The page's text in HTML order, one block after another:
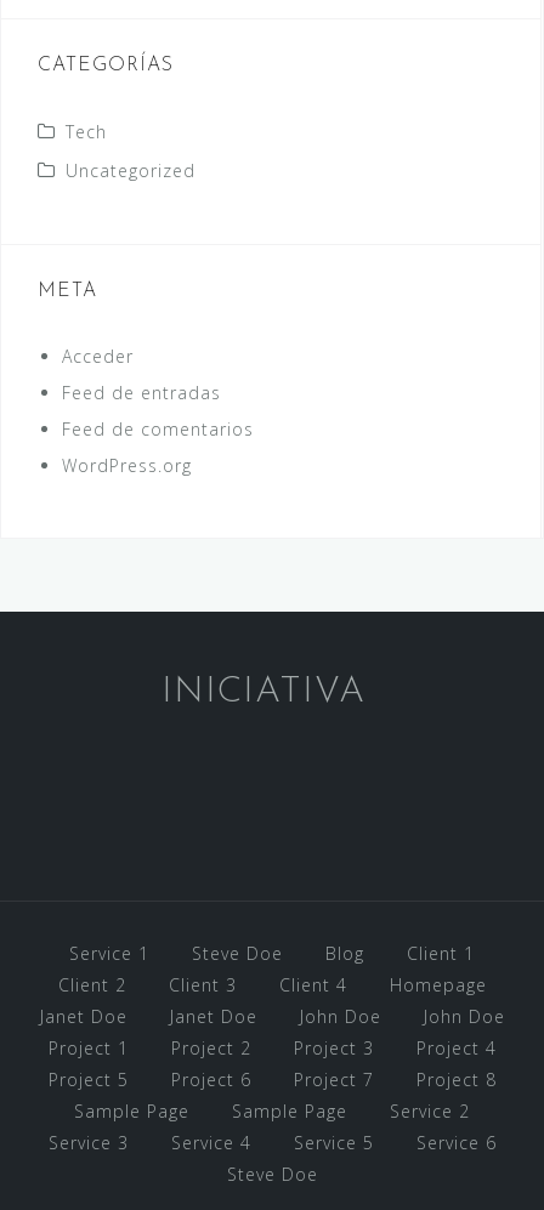
CATEGORÍAS
Tech
Uncategorized
META
Acceder
Feed de entradas
Feed de comentarios
WordPress.org
INICIATIVA
Service 1 Steve Doe Blog
Client 1
Client 2
Client 3 Client 4
Homepage
Janet Doe
Janet Doe John Doe
John Doe
Project 1
Project 2 Project 3
Project 4
Project 5
Project 6 Project 7
Project 8
Sample Page
Sample Page
Service 2
Service 3
Service 4 Service 5
Service 6
Steve Doe